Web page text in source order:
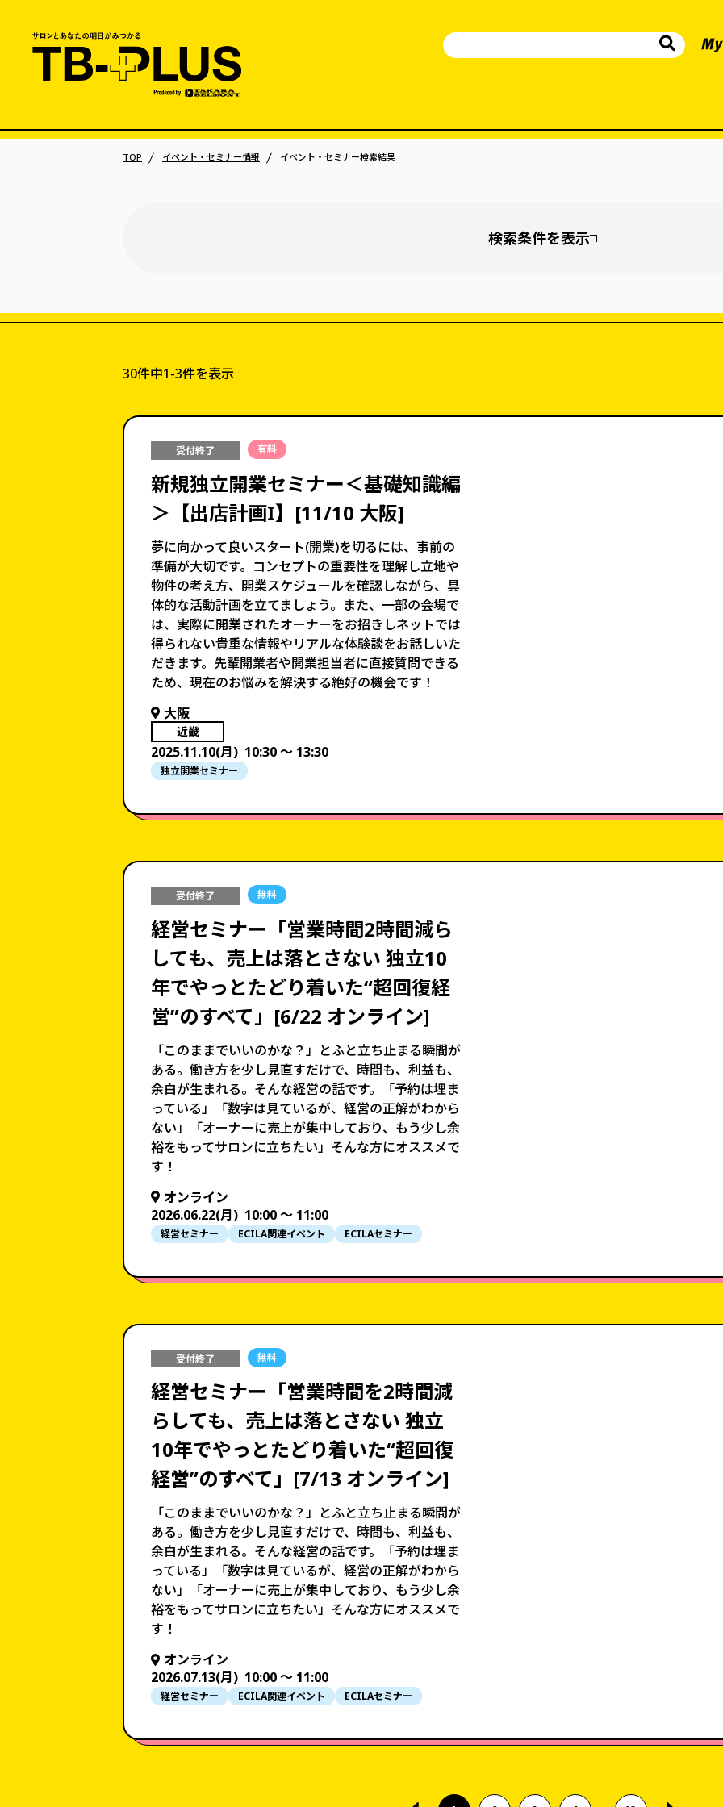
TOP イベント・セミナー情報 イベント・セミナー検索結果
検索条件を表示
30件中1-3件を表示
受付終了 有料
新規独立開業セミナー＜基礎知識編
＞【出店計画I】[11/10 大阪]
夢に向かって良いスタート(開業)を切るには、事前の
準備が大切です。コンセプトの重要性を理解し立地や
物件の考え方、開業スケジュールを確認しながら、具
体的な活動計画を立てましょう。また、一部の会場で
は、実際に開業されたオーナーをお招きしネットでは
得られない貴重な情報やリアルな体験談をお話しいた
だきます。先輩開業者や開業担当者に直接質問できる
ため、現在のお悩みを解決する絶好の機会です！
大阪
近畿
2025.11.10(月) 10:30 〜 13:30
独立開業セミナー
受付終了 無料
経営セミナー「営業時間2時間減ら
しても、売上は落とさない 独立10
年でやっとたどり着いた“超回復経
営”のすべて」[6/22 オンライン]
「このままでいいのかな？」とふと立ち止まる瞬間が
ある。働き方を少し見直すだけで、時間も、利益も、
余白が生まれる。そんな経営の話です。「予約は埋ま
っている」「数字は見ているが、経営の正解がわから
ない」「オーナーに売上が集中しており、もう少し余
裕をもってサロンに立ちたい」そんな方にオススメで
す！
オンライン
2026.06.22(月) 10:00 〜 11:00
経営セミナー ECILA関連イベント ECILAセミナー
受付終了 無料
経営セミナー「営業時間を2時間減
らしても、売上は落とさない 独立
10年でやっとたどり着いた“超回復
経営”のすべて」[7/13 オンライン]
「このままでいいのかな？」とふと立ち止まる瞬間が
ある。働き方を少し見直すだけで、時間も、利益も、
余白が生まれる。そんな経営の話です。「予約は埋ま
っている」「数字は見ているが、経営の正解がわから
ない」「オーナーに売上が集中しており、もう少し余
裕をもってサロンに立ちたい」そんな方にオススメで
す！
オンライン
2026.07.13(月) 10:00 〜 11:00
経営セミナー ECILA関連イベント ECILAセミナー